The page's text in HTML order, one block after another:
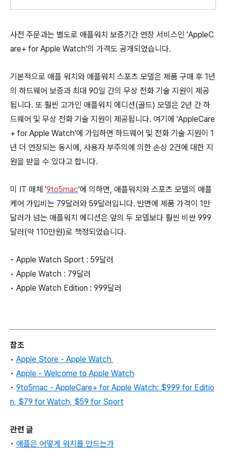
사전 주문과는 별도로 애플워치 보증기간 연장 서비스인 'AppleC
are+ for Apple Watch'의 가격도 공개되었습니다.
기본적으로 애플 워치와 애플워치 스포츠 모델은 제품 구매 후 1년
의 하드웨어 보증과 최대 90일 간의 무상 전화 기술 지원이 제공
됩니다. 또 훨씬 고가인 애플워치 에디션(골드) 모델은 2년 간 하
드웨어 및 무상 전화 기술 지원이 제공됩니다. 여기에 'AppleCare
+ for Apple Watch'에 가입하면 하드웨어 및 전화 기술 지원이 1
년 더 연장되는 동시에, 사용자 부주의에 의한 손상 2건에 대한 지
원을 받을 수 있다고 합니다.
미 IT 매체 '9to5mac'에 의하면, 애플워치와 스포츠 모델의 애플
케어 가입비는 79달러와 59달러입니다. 반면에 제품 가격이 1만
달러가 넘는 애플워치 에디션은 앞의 두 모델보다 훨씬 비싼 999
달러(약 110만원)로 책정되었습니다.
• Apple Watch Sport : 59달러
• Apple Watch : 79달러
• Apple Watch Edition : 999달러
참조
• Apple Store - Apple Watch
• Apple - Welcome to Apple Watch
• 9to5mac - AppleCare+ for Apple Watch: $999 for Editio
n, $79 for Watch, $59 for Sport
관련 글
• 애플은 어떻게 워치를 만드는가